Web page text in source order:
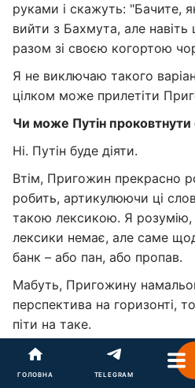
руками і скажуть: "Бачите,
вийти з Бахмута, але
разом зі своєю когортою
Я не виключаю такого
цілком може прилетіти
Чи може Путін
Ні. Путін буде діяти.
Втім, Пригожин прекрасно
робить, артикулюючи ці
такою лексикою. Я розумію,
лексики немає, але саме
банк – або пан, або пропав.
Мабуть, Пригожину
перспектива на горизонті,
піти на таке.
Наскільки російська
сьогодні? Навіть
ГОЛОВНА TELEGRAM